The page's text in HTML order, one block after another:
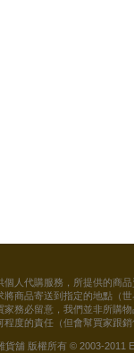
人代購服務，所提供的商
商品寄送到指定的地點（
務必留意，我們並非所購
度的責任（但會幫買家跟
貨舖 版權所有 © 2003-2011